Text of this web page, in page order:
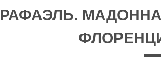
РАФАЭЛЬ.